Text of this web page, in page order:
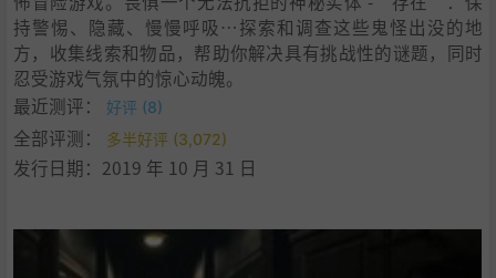
持警惕、隐藏、慢慢呼吸…探索和调查这些鬼怪出没的地
方，收集线索和物品，帮助你解决具有挑战性的谜题，同时
忍受游戏气氛中的惊心动魄。
最近测评：
好评 (8)
全部评测： 多半好评 (3,072)
发行日期：2019 年 10 月 31 日